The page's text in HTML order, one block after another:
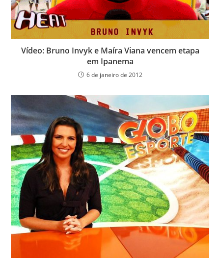
Vídeo: Bruno Invyk e Maíra Viana vencem etapa
em Ipanema
6 de janeiro de 2012